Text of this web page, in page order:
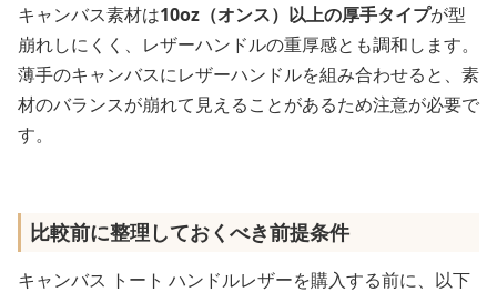
キャンバス素材は10oz（オンス）以上の厚手タイプが型
崩れしにくく、レザーハンドルの重厚感とも調和します。
薄手のキャンバスにレザーハンドルを組み合わせると、素
材のバランスが崩れて見えることがあるため注意が必要で
す。
比較前に整理しておくべき前提条件
キャンバス トート ハンドルレザーを購入する前に、以下